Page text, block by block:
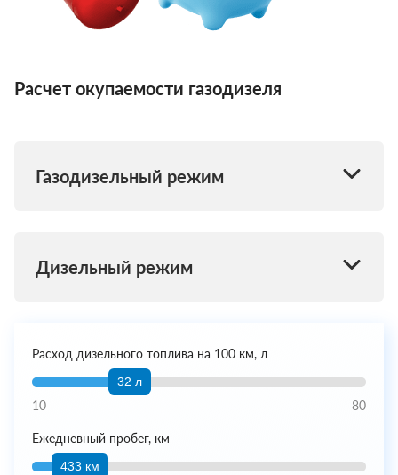
Расчет окупаемости газодизеля
Газодизельный режим
Дизельный режим
Расход дизельного топлива на 100 км, л
32 л
10 80
Ежедневный пробег, км
433 км